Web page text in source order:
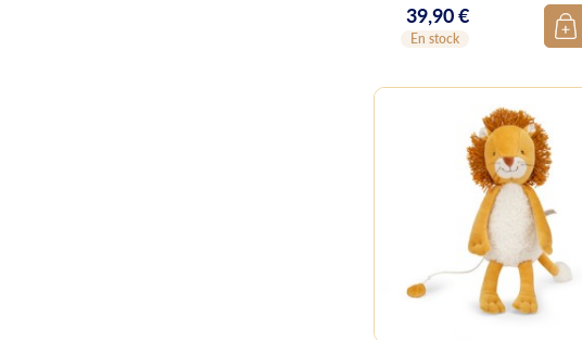
Prix
39,90 €
En stock